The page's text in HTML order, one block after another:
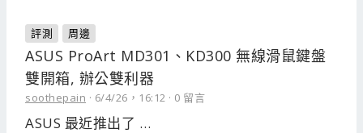
評測 周邊
ASUS ProArt MD301、KD300 無線滑鼠鍵盤
雙開箱, 辦公雙利器
soothepain 6/4/26，16:12 0 留言
ASUS 最近推出了 …